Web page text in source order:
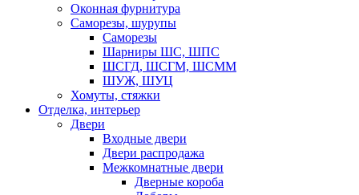
Оконная фурнитура
Саморезы, шурупы
Саморезы
Шарниры ШС, ШПС
ШСГД, ШСГМ, ШСММ
ШУЖ, ШУЦ
Хомуты, стяжки
Отделка, интерьер
Двери
Входные двери
Двери распродажа
Межкомнатные двери
Дверные короба